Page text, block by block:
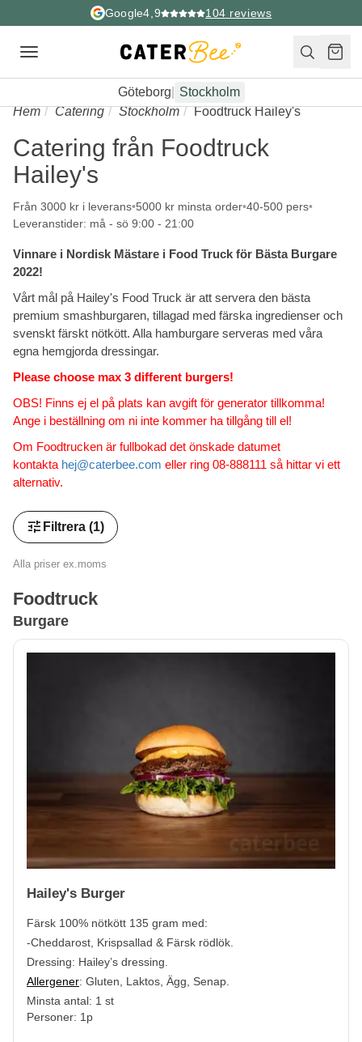
Google4,9 104 reviews
Toggle
Göteborg
Stockholm
Hem
Catering Stockholm Foodtruck Hailey's
Catering från Foodtruck
Hailey's
Från 3000 kr i leverans 5000 kr minsta order 40-500 pers
Leveranstider: må - sö 9:00 - 21:00
Vinnare i Nordisk Mästare i Food Truck för Bästa Burgare
2022!
Vårt mål på Hailey's Food Truck är att servera den bästa
premium smashburgaren, tillagad med färska ingredienser och
svenskt färskt nötkött. Alla hamburgare serveras med våra
egna hemgjorda dressingar.
Please choose max 3 different burgers!
OBS! Finns ej el på plats kan avgift för generator tillkomma!
Ange i beställning om ni inte kommer ha tillgång till el!
Om Foodtrucken är fullbokad det önskade datumet
kontakta hej@caterbee.com eller ring 08-888111 så hittar vi ett
alternativ.
tune Filtrera (1)
Alla priser ex.moms
Foodtruck
Burgare
Hailey's Burger
Färsk 100% nötkött 135 gram med:
-Cheddarost, Krispsallad & Färsk rödlök.
Dressing: Hailey’s dressing.
Allergener: Gluten, Laktos, Ägg, Senap.
Minsta antal: 1 st
Personer: 1p